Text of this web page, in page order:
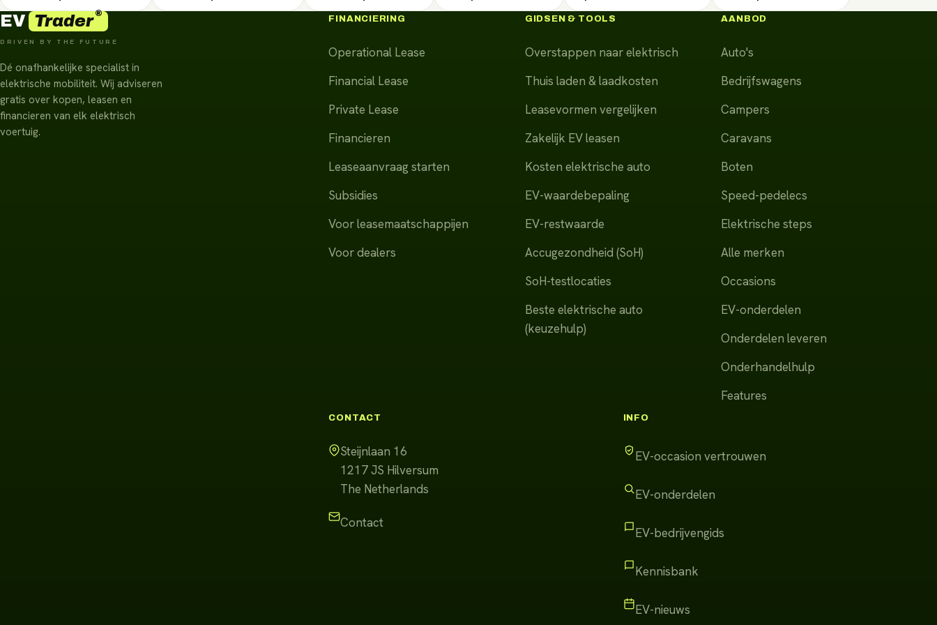
EV Trader®
DRIVEN BY THE FUTURE
Dé onafhankelijke specialist in
elektrische mobiliteit. Wij adviseren
gratis over kopen, leasen en
financieren van elk elektrisch
voertuig.
FINANCIERING
Operational Lease
Financial Lease
Private Lease
Financieren
Leaseaanvraag starten
Subsidies
Voor leasemaatschappijen
Voor dealers
GIDSEN & TOOLS
Overstappen naar elektrisch
Thuis laden & laadkosten
Leasevormen vergelijken
Zakelijk EV leasen
Kosten elektrische auto
EV-waardebepaling
EV-restwaarde
Accugezondheid (SoH)
SoH-testlocaties
Beste elektrische auto
(keuzehulp)
AANBOD
Auto's
Bedrijfswagens
Campers
Caravans
Boten
Speed-pedelecs
Elektrische steps
Alle merken
Occasions
EV-onderdelen
Onderdelen leveren
Onderhandelhulp
Features
CONTACT
Steijnlaan 16
1217 JS Hilversum
The Netherlands
Contact
INFO
EV-occasion vertrouwen
EV-onderdelen
EV-bedrijvengids
Kennisbank
EV-nieuws